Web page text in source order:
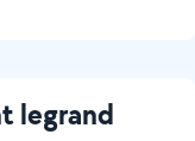
legrand